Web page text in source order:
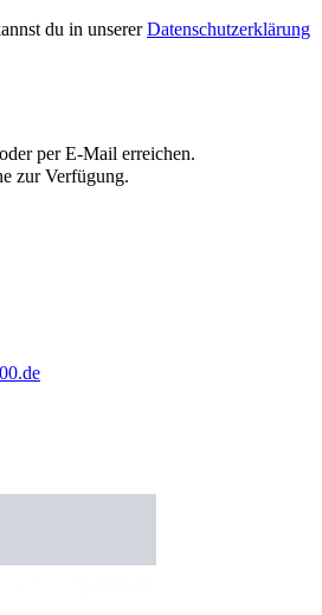
du in unsererDatenschutzerklärung
per E-Mail erreichen.
zur Verfügung.